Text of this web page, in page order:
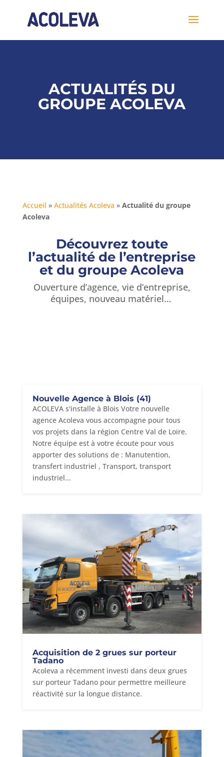
ACTUALITÉS DU
GROUPE ACOLEVA
Accueil » Actualités Acoleva » Actualité du groupe
Acoleva
Découvrez toute
l’actualité de l’entreprise
et du groupe Acoleva
Ouverture d’agence, vie d’entreprise,
équipes, nouveau matériel…
Nouvelle Agence à Blois (41)
ACOLEVA s'installe à Blois Votre nouvelle
agence Acoleva vous accompagne pour tous
vos projets dans la région Centre Val de Loire.
Notre équipe est à votre écoute pour vous
apporter des solutions de : Manutention,
transfert industriel , Transport, transport
industriel...
Acquisition de 2 grues sur porteur
Tadano
Acoleva a récemment investi dans deux grues
sur porteur Tadano pour permettre meilleure
réactivité sur la longue distance.